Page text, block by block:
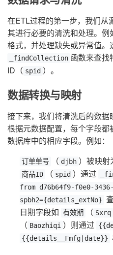
在ETL过程的第一步，我们从
其进行必要的清洗和处理。
格式，并处理缺失或异常值。
_findCollection 函数来查找
ID（ spid ）。
数据转换与映射
接下来，我们将清洗后的数据
根据元数据配置，每个字段
数据库中的相应字段。例如：
订单单号 （ djbh ）被映射
商品ID （ spid ）通过
from d76b64f9-f0e0-
spbh2={details_extNo}
日期字段如 有效期 （ Sxrq
（ Baozhiqi ）则通过
{{details__Fmfg|date}}